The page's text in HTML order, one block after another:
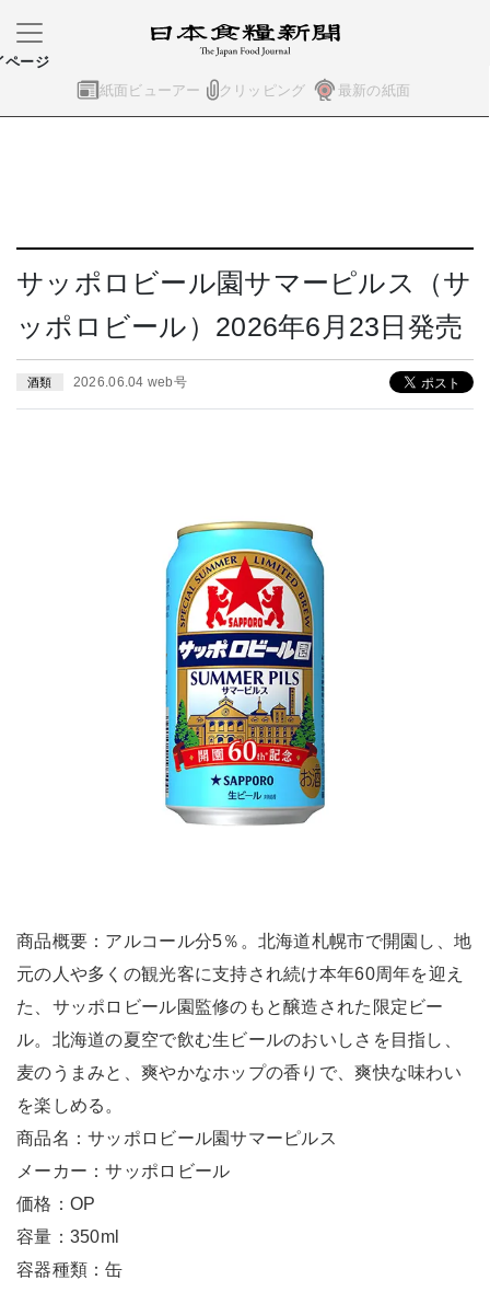
紙面ビューアー クリッピング 最新の紙面
ページ
サッポロビール園サマーピルス（サ
ッポロビール）2026年6月23日発売
酒類 2026.06.04 web号
商品概要：アルコール分5％。北海道札幌市で開園し、地
元の人や多くの観光客に支持され続け本年60周年を迎え
た、サッポロビール園監修のもと醸造された限定ビー
ル。北海道の夏空で飲む生ビールのおいしさを目指し、
麦のうまみと、爽やかなホップの香りで、爽快な味わい
を楽しめる。
商品名：サッポロビール園サマーピルス
メーカー：サッポロビール
価格：OP
容量：350ml
容器種類：缶